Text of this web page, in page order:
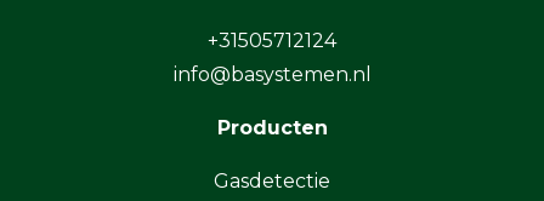
+31505712124
info@basystemen.nl
Producten
Gasdetectie